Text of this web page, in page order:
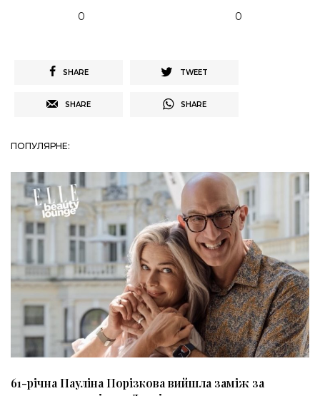
0 0
SHARE TWEET
SHARE SHARE
ПОПУЛЯРНЕ:
61-річна Пауліна Порізкова вийшла заміж за